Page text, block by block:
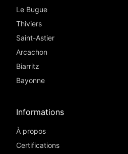
Le Bugue
Thiviers
Saint-Astier
Arcachon
Biarritz
Bayonne
Informations
À propos
Certifications